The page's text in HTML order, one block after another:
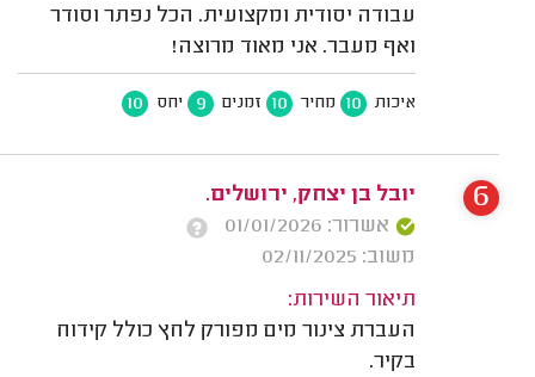
עבודה יסודית ומקצועית. הכל נפתר וסודר
ואף מעבר. אני מאוד מרוצה!
איכות 10 מחיר 10 זמנים 9 יחס 10
יובל בן יצחק, ירושלים.
אשרור: 01/01/2026
משוב: 02/11/2025
תיאור השירות:
העברת צינור מים מפורק לחץ כולל קידוח
בקיר.
6